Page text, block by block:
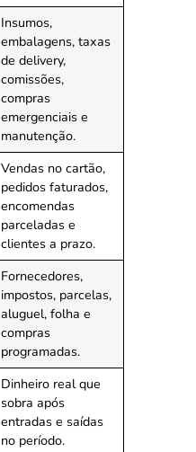
Insumos,
embalagens, taxas
de delivery,
comissões,
compras
emergenciais e
manutenção.
Vendas no cartão,
pedidos faturados,
encomendas
parceladas e
clientes a prazo.
Fornecedores,
impostos, parcelas,
aluguel, folha e
compras
programadas.
Dinheiro real que
sobra após
entradas e saídas
no período.